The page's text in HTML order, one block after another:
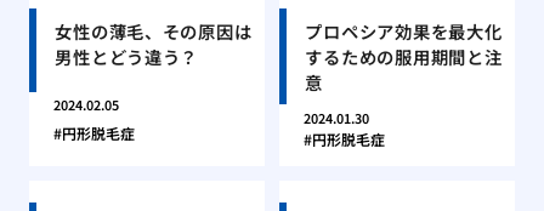
女性の薄毛、その原因は
男性とどう違う？
2024.02.05
円形脱毛症
プロペシア効果を最大化
するための服用期間と注
意
2024.01.30
円形脱毛症